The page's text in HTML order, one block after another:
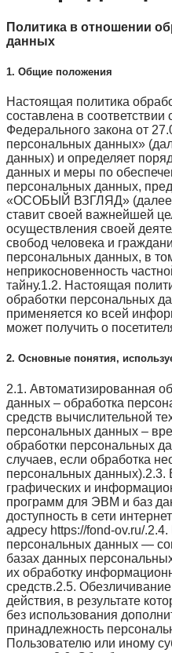
Политика в отношении
данных
1. Общие положения
Настоящая политика
составлена в соответствии
Федерального закона от
персональных данных»
данных) и определяет
данных и меры по
персональных данных,
«ОСОБЫЙ ВЗГЛЯД» (далее
ставит своей важнейшей
осуществления своей
свобод человека и
персональных данных, в
неприкосновенность
тайну.1.2. Настоящая
обработки персональных
применяется ко всей
может получить о
2. Основные понятия,
2.1. Автоматизированная
данных – обработка
средств вычислительной
персональных данных –
обработки персональных
случаев, если обработка
персональных данных).2.3.
графических и
программ для ЭВМ и баз
доступность в сети
адресу https://fond-ov.ru/
персональных данных —
базах данных
их обработку
средств.2.5.
действия, в результате
без использования
принадлежность
Пользователю или иному